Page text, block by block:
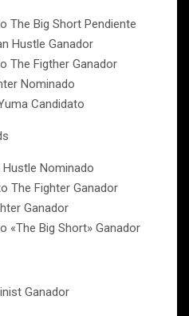
The Big Short Pendiente
Hustle Ganador
The Figther Ganador
Nominado
Candidato
Nominado
The Fighter Ganador
Ganador
«The Big Short» Ganador
Ganador